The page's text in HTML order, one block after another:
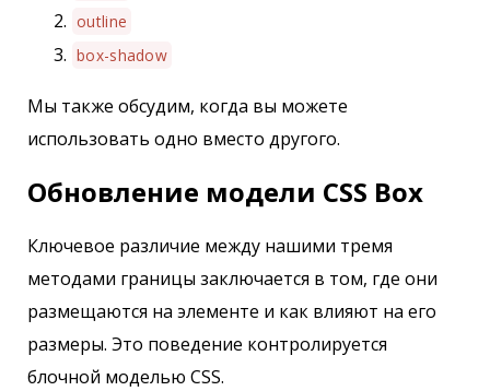
outline
box-shadow
Мы также обсудим, когда вы можете
использовать одно вместо другого.
Обновление модели CSS Box
Ключевое различие между нашими тремя
методами границы заключается в том, где они
размещаются на элементе и как влияют на его
размеры. Это поведение контролируется
блочной моделью CSS.